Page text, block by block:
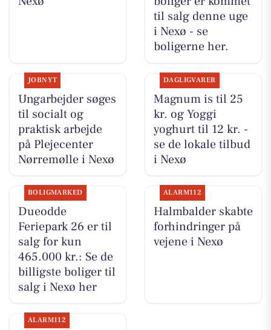
til salg denne uge
i Nexø - se
boligerne her.
JOBNYT
Ungarbejder søges
til socialt og
praktisk arbejde
på Plejecenter
Nørremølle i Nexø
DAGLIGVARER
Magnum is til 25
kr. og Yoggi
yoghurt til 12 kr. -
se de lokale tilbud
i Nexø
BOLIGMARKED
Dueodde
Feriepark 26 er til
salg for kun
465.000 kr.: Se de
billigste boliger til
salg i Nexø her
ALARM112
Halmbalder skabte
forhindringer på
vejene i Nexø
ALARM112